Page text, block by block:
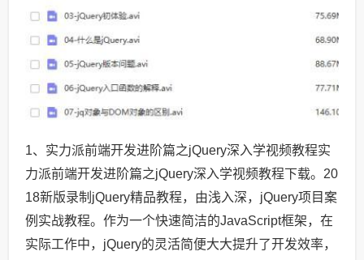
1、实力派前端开发进阶篇之jQuery深入学视频教程实
力派前端开发进阶篇之jQuery深入学视频教程下载。20
18新版录制jQuery精品教程，由浅入深，jQuery项目案
例实战教程。作为一个快速简洁的JavaScript框架，在
实际工作中，jQuery的灵活简便大大提升了开发效率，